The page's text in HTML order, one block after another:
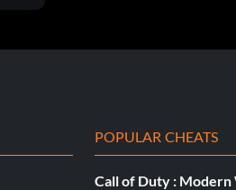
POPULAR CHEATS
Call of Duty : Modern